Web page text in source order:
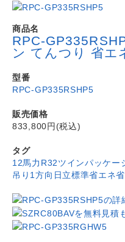
商品名
RPC-
ン てんつり 省エ
型番
RPC-GP335RSHP5
販売価格
833,800円(税込)
タグ
12馬力 R32ツインパッケー
吊り1方向 日立標準省エネ